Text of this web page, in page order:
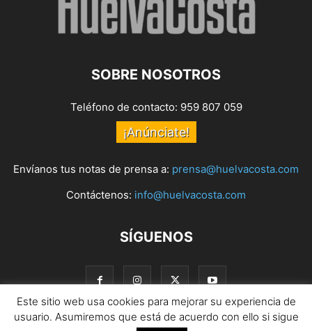
SOBRE NOSOTROS
Teléfono de contacto: 959 807 059
¡Anúnciate!
Envíanos tus notas de prensa a: prensa@huelvacosta.com
Contáctenos: info@huelvacosta.com
SÍGUENOS
Este sitio web usa cookies para mejorar su experiencia de
usuario. Asumiremos que está de acuerdo con ello si sigue